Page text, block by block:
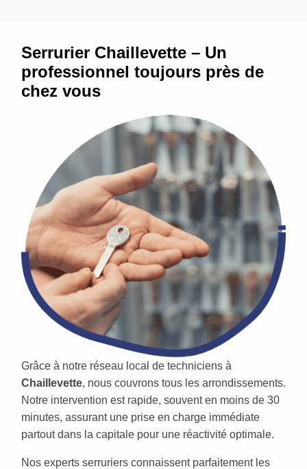
Serrurier Chaillevette – Un
professionnel toujours près de
chez vous
Grâce à notre réseau local de techniciens à
Chaillevette, nous couvrons tous les arrondissements.
Notre intervention est rapide, souvent en moins de 30
minutes, assurant une prise en charge immédiate
partout dans la capitale pour une réactivité optimale.
Nos experts serruriers connaissent parfaitement les